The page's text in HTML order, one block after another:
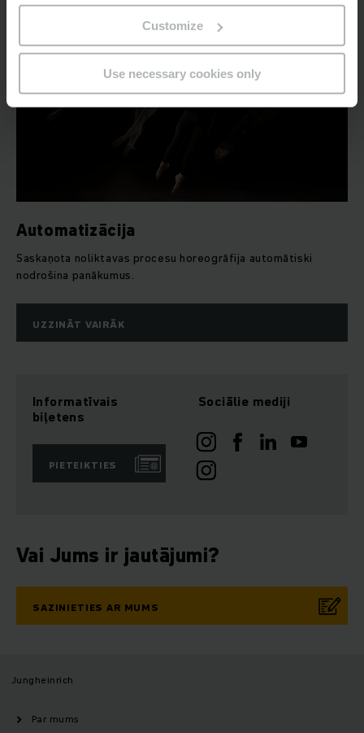
Customize
Use necessary cookies only
Automatizācija
Saskaņota noliktavas procesu horeogrāfija automātiski
nodrošina panākumus.
UZZINĀT VAIRĀK
Informatīvais
biļetens
PIETEIKTIES
Sociālie mediji
Vai Jums ir jautājumi?
SAZINIETIES AR MUMS
Jungheinrich
Par mums